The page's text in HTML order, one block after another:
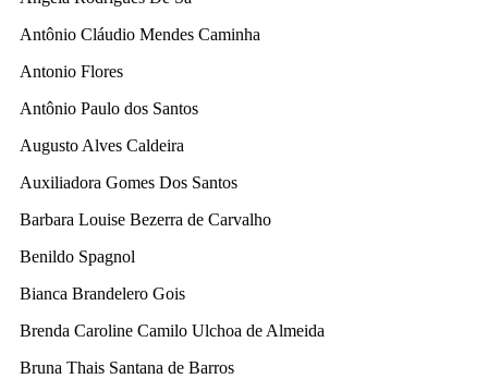
Antônio Cláudio Mendes Caminha
Antonio Flores
Antônio Paulo dos Santos
Augusto Alves Caldeira
Auxiliadora Gomes Dos Santos
Barbara Louise Bezerra de Carvalho
Benildo Spagnol
Bianca Brandelero Gois
Brenda Caroline Camilo Ulchoa de Almeida
Bruna Thais Santana de Barros